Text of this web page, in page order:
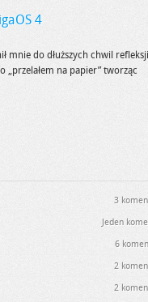
4
mnie do dłuższych chwil
na papier” tworząc
3
Jeden
6
2
2